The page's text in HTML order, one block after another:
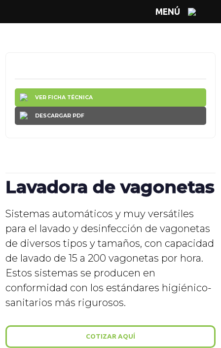
MENÚ
VER FICHA TÉCNICA
DESCARGAR PDF
Lavadora de vagonetas
Sistemas automáticos y muy versátiles
para el lavado y desinfección de vagonetas
de diversos tipos y tamaños, con capacidad
de lavado de 15 a 200 vagonetas por hora.
Estos sistemas se producen en
conformidad con los estándares higiénico-
sanitarios más rigurosos.
COTIZAR AQUÍ